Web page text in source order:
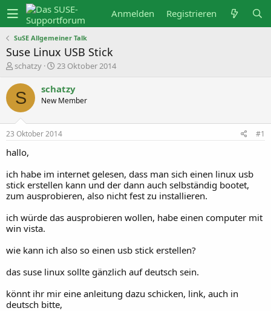
Anmelden Registrieren
SuSE Allgemeiner Talk
Suse Linux USB Stick
E
s
t
e
l
e
r
schatzy
E
t
e
t
a
23 Oktober 2014
S schatzy
New Member
23 Oktober 2014 #1
hallo,
ich habe im internet gelesen, dass man sich einen linux usb
stick erstellen kann und der dann auch selbständig bootet,
zum ausprobieren, also nicht fest zu installieren.
ich würde das ausprobieren wollen, habe einen computer mit
win vista.
wie kann ich also so einen usb stick erstellen?
das suse linux sollte gänzlich auf deutsch sein.
könnt ihr mir eine anleitung dazu schicken, link, auch in
deutsch bitte,